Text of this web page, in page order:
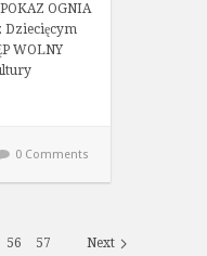
OGNIA
Dziecięcym
WOLNY
0 Comments
Next
56 57